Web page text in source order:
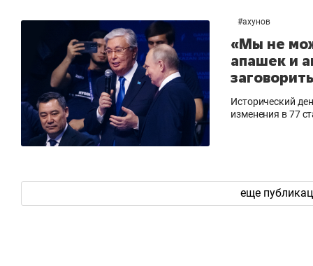
#ахунов
«Мы не
апашек и
Исторический
изменения в 77
еще